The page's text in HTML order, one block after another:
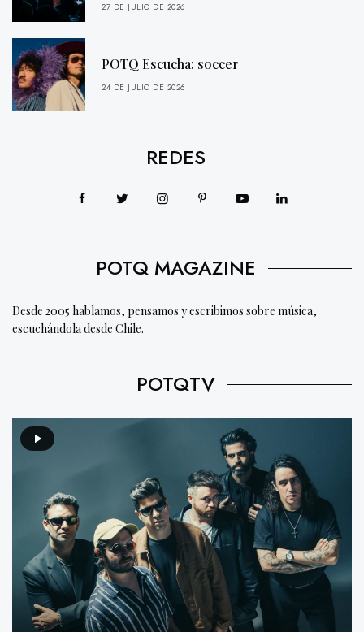
27 DE JULIO DE 2026
POTQ Escucha: soccer
24 DE JULIO DE 2026
REDES
POTQ MAGAZINE
Desde 2005 hablamos, pensamos y escribimos sobre música,
escuchándola desde Chile.
POTQTV